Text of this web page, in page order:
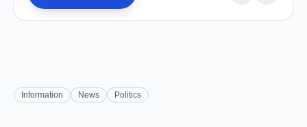
Information News Politics